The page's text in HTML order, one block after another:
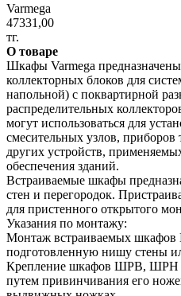
Varmega
47331,00
тг.
О товаре
Шкафы Varmega
коллекторных блоков для
напольной) с поквартирной
распределительных
могут использоваться для
смесительных узлов, приборов
других устройств,
обеспечения зданий.
Встраиваемые шкафы
стен и перегородок.
для пристенного открытого
Указания по монтажу:
Монтаж встраиваемых шкафов
подготовленную нишу стены
Крепление шкафов ШРВ, ШРН
путем привинчивания его